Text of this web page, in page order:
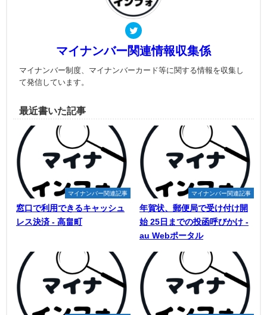
マイナンバー関連情報収集係
マイナンバー制度、マイナンバーカード等に関する情報を収集し
て発信しています。
最近書いた記事
マイナンバー関連記事
窓口で利用できるキャッシュ
レス決済 - 高畠町
マイナンバー関連記事
年賀状、郵便局で受け付け開
始 25日までの投函呼びかけ -
au Webポータル